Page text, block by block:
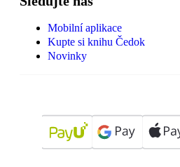
Mobilní aplikace
Kupte si knihu Čedok
Novinky